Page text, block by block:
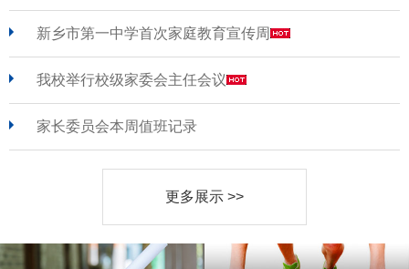
新乡市第一中学首次家庭教育宣传周
我校举行校级家委会主任会议
家长委员会本周值班记录
更多展示 >>